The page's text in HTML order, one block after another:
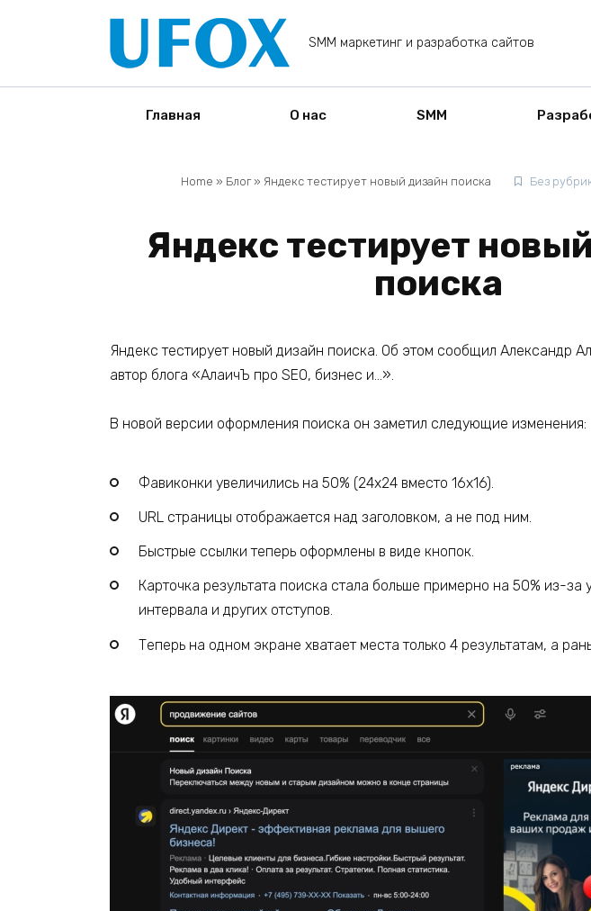
SMM маркетинг и разработка сайтов
Главная О нас SMM
Home » Блог» Яндекс тестирует новый дизайн поиска Без
Яндекс тестирует
поиска
Яндекс тестирует новый дизайн поиска. Об этом сообщил Александр
автор блога «АлаичЪ про SEO, бизнес и…».
В новой версии оформления поиска он заметил следующие изменения:
Фавиконки увеличились на 50% (24х24 вместо 16х16).
URL страницы отображается над заголовком, а не под ним.
Быстрые ссылки теперь оформлены в виде кнопок.
Карточка результата поиска стала больше примерно на 50% из-за
интервала и других отступов.
Теперь на одном экране хватает места только 4 результатам, а